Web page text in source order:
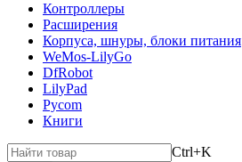
Контроллеры
Расширения
Корпуса, шнуры, блоки питания
WeMos-LilyGo
DfRobot
LilyPad
Pycom
Книги
Ctrl+K